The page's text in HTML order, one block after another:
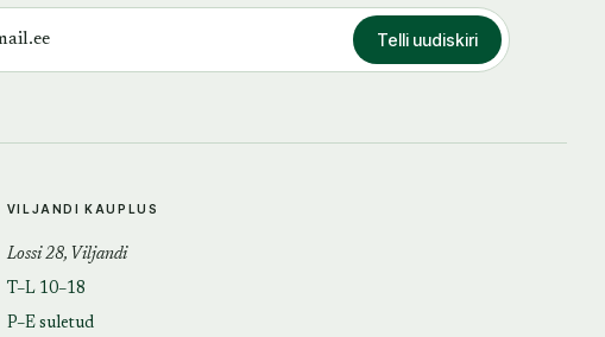
Telli uudiskiri
VILJANDI KAUPLUS
Lossi 28, Viljandi
T–L 10–18
P–E suletud